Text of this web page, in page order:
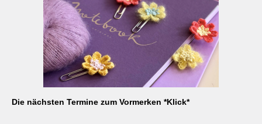
Die nächsten Termine zum Vormerken *Klick*